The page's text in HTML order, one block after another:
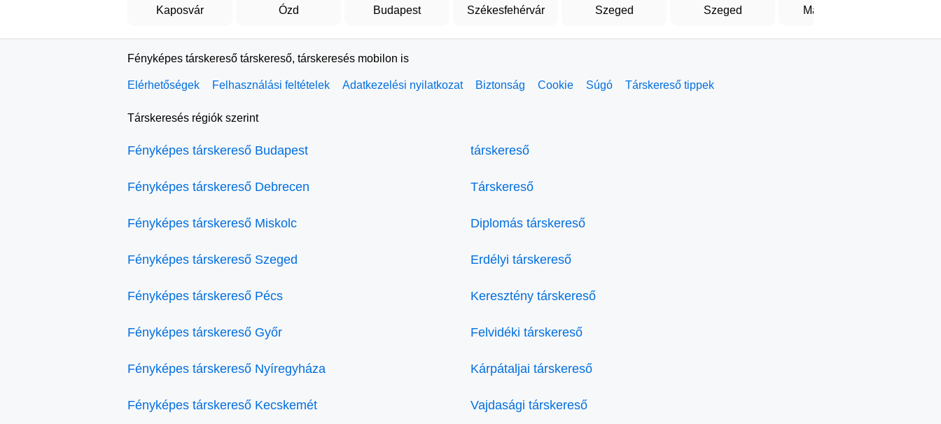
Kaposvár
Ózd
Budapest
Székesfehérvár
Szeged
Szeged
Mátészalka
Fényképes társkereső társkereső, társkeresés mobilon is
Elérhetőségek Felhasználási feltételek Adatkezelési nyilatkozat Biztonság Cookie Súgó Társkereső tippek
Társkeresés régiók szerint
Fényképes társkereső Budapest
Fényképes társkereső Debrecen
Fényképes társkereső Miskolc
Fényképes társkereső Szeged
Fényképes társkereső Pécs
Fényképes társkereső Győr
Fényképes társkereső Nyíregyháza
Fényképes társkereső Kecskemét
társkereső
Társkereső
Diplomás társkereső
Erdélyi társkereső
Keresztény társkereső
Felvidéki társkereső
Kárpátaljai társkereső
Vajdasági társkereső